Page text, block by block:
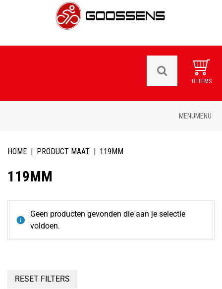
0 ITEMS
MENUMENU
HOME | PRODUCT MAAT | 119MM
119MM
Geen producten gevonden die aan je selectie
voldoen.
RESET FILTERS